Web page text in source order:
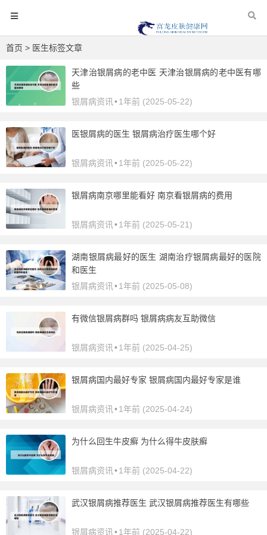
首页 > 医生标签文章
天津治银屑病的老中医 天津治银屑病的老中医有哪
些
银屑病资讯 •1年前 (2025-05-22)
医银屑病的医生 银屑病治疗医生哪个好
银屑病资讯 •1年前 (2025-05-22)
银屑病南京哪里能看好 南京看银屑病的费用
银屑病资讯 •1年前 (2025-05-21)
湖南银屑病最好的医生 湖南治疗银屑病最好的医院
和医生
银屑病资讯 •1年前 (2025-05-08)
有微信银屑病群吗 银屑病病友互助微信
银屑病资讯 •1年前 (2025-04-25)
银屑病国内最好专家 银屑病国内最好专家是谁
银屑病资讯 •1年前 (2025-04-24)
为什么回生牛皮癣 为什么得牛皮肤癣
银屑病资讯 •1年前 (2025-04-22)
武汉银屑病推荐医生 武汉银屑病推荐医生有哪些
银屑病资讯 •1年前 (2025-04-22)